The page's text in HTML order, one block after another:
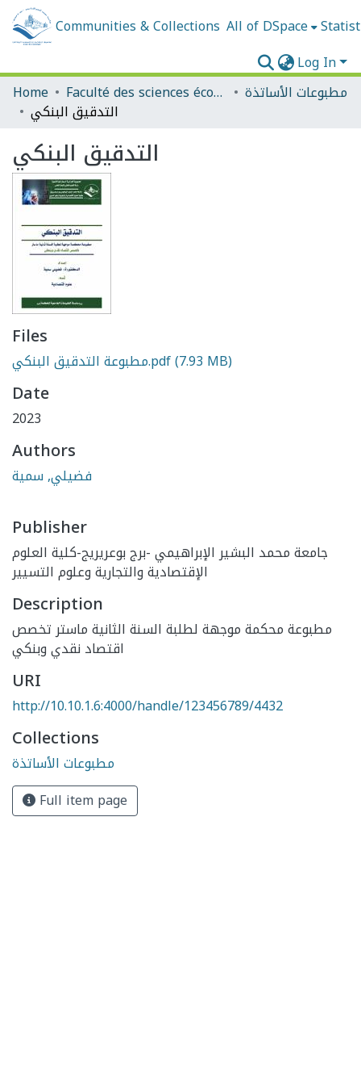
Communities & Collections All of DSpace
Log In
Home
Faculté des sciences économiques, commerciales et des sciences de gestion مطبوعات الأساتذة
التدقيق البنكي
التدقيق البنكي
Files
مطبوعة التدقيق البنكي.pdf(7.93 MB)
Date
2023
Authors
فضيلي, سمية
Publisher
جامعة محمد البشير الإبراهيمي -برج بوعريريج-كلية العلوم
الإقتصادية والتجارية وعلوم التسيير
Description
مطبوعة محكمة موجهة لطلبة السنة الثانية ماستر تخصص
اقتصاد نقدي وبنكي
URI
http://10.10.1.6:4000/handle/123456789/4432
Collections
مطبوعات الأساتذة
Full item page